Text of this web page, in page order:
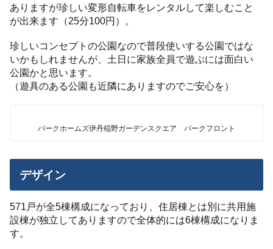
ありますが珍しい変形自転車をレンタルして楽しむこと
が出来ます（25分100円）。
珍しいコンセプトの公園なので普段使いする公園ではな
いかもしれませんが、土日に家族全員で遊ぶには面白い
公園かと思います。
（遊具のある公園も近隣にありますのでご安心を）
パークホームズ伊丹稲野ガーデンスクエア パークフロント
デザイン
571戸が全5棟構成になっており、住居棟とは別に共用施
設棟が独立してありますので全体的には6棟構成になりま
す。